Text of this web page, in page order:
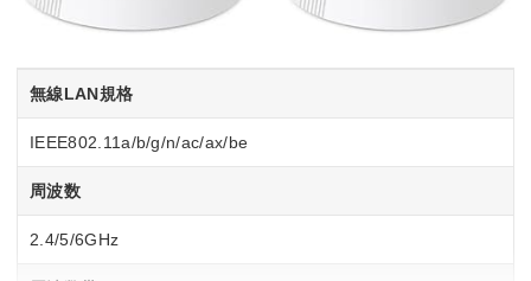
無線LAN規格
IEEE802.11a/b/g/n/ac/ax/be
周波数
2.4/5/6GHz